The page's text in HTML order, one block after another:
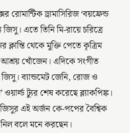
রোমান্টিক ড্রামাসিরিজ ‘বয়ফ্রেন্ড
এতে তিনি মি-রায়ে চরিত্রে
থেকে মুক্তি পেতে কৃত্রিম
আশ্রয় খোঁজেন। এদিকে সংগীত
ব্যান্ডমেট জেনি, রোজ ও
ট্যুর শেষ করেছে ব্ল্যাকপিঙ্ক।
এই অর্জন কে-পপের বৈশ্বিক
বলে মনে করছেন।